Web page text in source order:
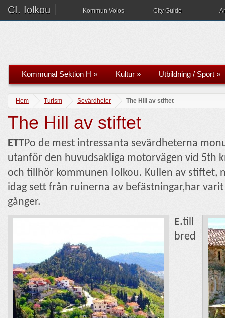
CI. Iolkou Kommun Volos City Guide
Kommunal Sektion H » Kultur » Utbildning / Sport »
Hem Turism Sevärdheter The Hill av stiftet
The Hill av stiftet
ETTPo de mest intressanta sevärdheterna
utanför den huvudsakliga motorvägen vid 5th
och tillhör kommunen Iolkou. Kullen av stiftet,
idag sett från ruinerna av befästningar,har
gånger.
E.till
bred